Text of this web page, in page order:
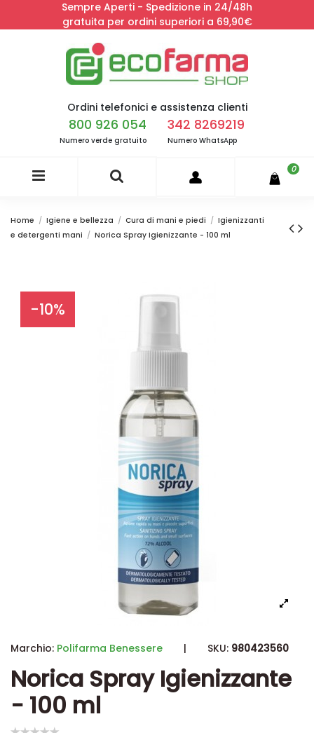
Sempre Aperti - Spedizione in 24/48h
gratuita per ordini superiori a 69,90€
Ordini telefonici e assistenza clienti
800 926 054
Numero verde gratuito
342 8269219
Numero WhatsApp
0
Home Igiene e bellezza Cura di mani e piedi
Igienizzanti
e detergenti mani
Norica Spray Igienizzante - 100 ml
-10%
Marchio: Polifarma Benessere | SKU: 980423560
Norica Spray Igienizzante
- 100 ml